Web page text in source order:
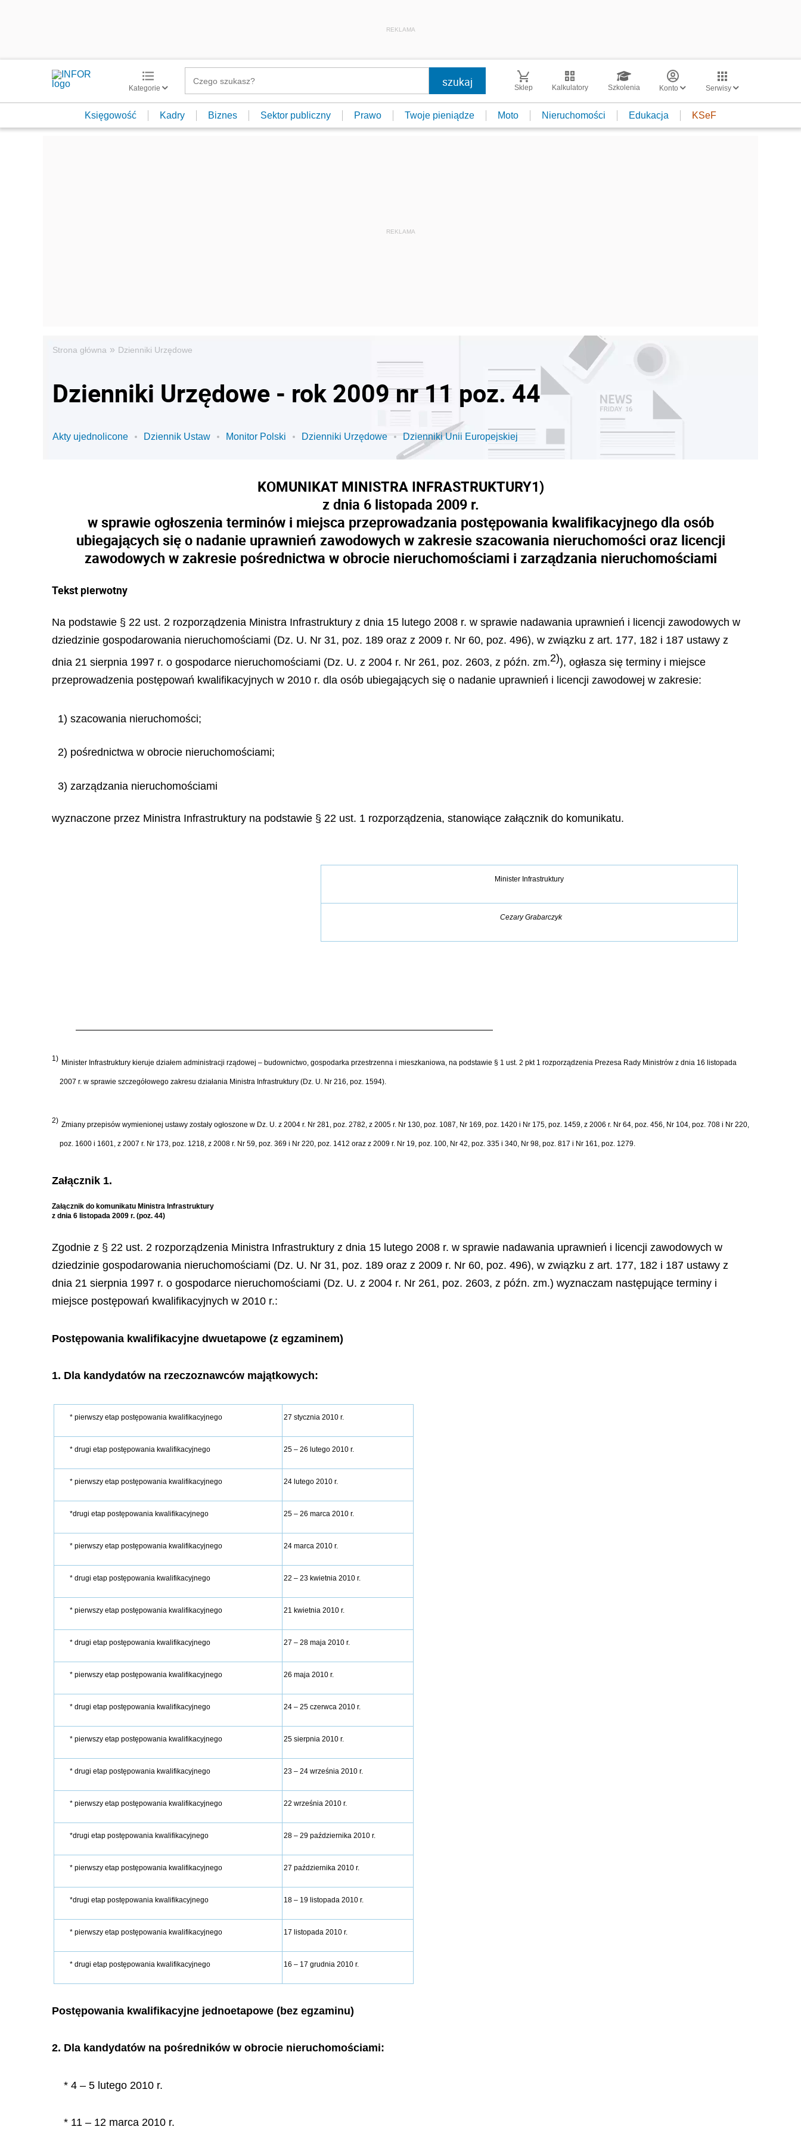
REKLAMA
Kategorie Sklep Kalkulatory Szkolenia Konto Serwisy
Księgowość Kadry Biznes Sektor publiczny Prawo Twoje pieniądze Moto Nieruchomości Edukacja KSeF
Strona główna » Dzienniki Urzędowe
Dzienniki Urzędowe - rok 2009 nr 11 poz. 44
Akty ujednolicone Dziennik Ustaw Monitor Polski Dzienniki Urzędowe Dzienniki Unii Europejskiej
KOMUNIKAT MINISTRA INFRASTRUKTURY1)
z dnia 6 listopada 2009 r.
w sprawie ogłoszenia terminów i miejsca przeprowadzania postępowania kwalifikacyjnego dla osób
ubiegających się o nadanie uprawnień zawodowych w zakresie szacowania nieruchomości oraz licencji
zawodowych w zakresie pośrednictwa w obrocie nieruchomościami i zarządzania nieruchomościami
Tekst pierwotny
Na podstawie § 22 ust. 2 rozporządzenia Ministra Infrastruktury z dnia 15 lutego 2008 r. w sprawie nadawania uprawnień i licencji zawodowych w
dziedzinie gospodarowania nieruchomościami (Dz. U. Nr 31, poz. 189 oraz z 2009 r. Nr 60, poz. 496), w związku z art. 177, 182 i 187 ustawy z
dnia 21 sierpnia 1997 r. o gospodarce nieruchomościami (Dz. U. z 2004 r. Nr 261, poz. 2603, z późn. zm.2)), ogłasza się terminy i miejsce
przeprowadzenia postępowań kwalifikacyjnych w 2010 r. dla osób ubiegających się o nadanie uprawnień i licencji zawodowej w zakresie:
1) szacowania nieruchomości;
2) pośrednictwa w obrocie nieruchomościami;
3) zarządzania nieruchomościami
wyznaczone przez Ministra Infrastruktury na podstawie § 22 ust. 1 rozporządzenia, stanowiące załącznik do komunikatu.
Minister Infrastruktury
Cezary Grabarczyk
1) Minister Infrastruktury kieruje działem administracji rządowej – budownictwo, gospodarka przestrzenna i mieszkaniowa, na podstawie § 1 ust. 2 pkt 1 rozporządzenia Prezesa Rady Ministrów z dnia 16 listopada
2007 r. w sprawie szczegółowego zakresu działania Ministra Infrastruktury (Dz. U. Nr 216, poz. 1594).
2) Zmiany przepisów wymienionej ustawy zostały ogłoszone w Dz. U. z 2004 r. Nr 281, poz. 2782, z 2005 r. Nr 130, poz. 1087, Nr 169, poz. 1420 i Nr 175, poz. 1459, z 2006 r. Nr 64, poz. 456, Nr 104, poz. 708 i Nr 220,
poz. 1600 i 1601, z 2007 r. Nr 173, poz. 1218, z 2008 r. Nr 59, poz. 369 i Nr 220, poz. 1412 oraz z 2009 r. Nr 19, poz. 100, Nr 42, poz. 335 i 340, Nr 98, poz. 817 i Nr 161, poz. 1279.
Załącznik 1.
Załącznik do komunikatu Ministra Infrastruktury
z dnia 6 listopada 2009 r. (poz. 44)
Zgodnie z § 22 ust. 2 rozporządzenia Ministra Infrastruktury z dnia 15 lutego 2008 r. w sprawie nadawania uprawnień i licencji zawodowych w
dziedzinie gospodarowania nieruchomościami (Dz. U. Nr 31, poz. 189 oraz z 2009 r. Nr 60, poz. 496), w związku z art. 177, 182 i 187 ustawy z
dnia 21 sierpnia 1997 r. o gospodarce nieruchomościami (Dz. U. z 2004 r. Nr 261, poz. 2603, z późn. zm.) wyznaczam następujące terminy i
miejsce postępowań kwalifikacyjnych w 2010 r.:
Postępowania kwalifikacyjne dwuetapowe (z egzaminem)
1. Dla kandydatów na rzeczoznawców majątkowych:
* pierwszy etap postępowania kwalifikacyjnego 27 stycznia 2010 r.
* drugi etap postępowania kwalifikacyjnego 25 – 26 lutego 2010 r.
* pierwszy etap postępowania kwalifikacyjnego 24 lutego 2010 r.
*drugi etap postępowania kwalifikacyjnego 25 – 26 marca 2010 r.
* pierwszy etap postępowania kwalifikacyjnego 24 marca 2010 r.
* drugi etap postępowania kwalifikacyjnego 22 – 23 kwietnia 2010 r.
* pierwszy etap postępowania kwalifikacyjnego 21 kwietnia 2010 r.
* drugi etap postępowania kwalifikacyjnego 27 – 28 maja 2010 r.
* pierwszy etap postępowania kwalifikacyjnego 26 maja 2010 r.
* drugi etap postępowania kwalifikacyjnego 24 – 25 czerwca 2010 r.
* pierwszy etap postępowania kwalifikacyjnego 25 sierpnia 2010 r.
* drugi etap postępowania kwalifikacyjnego 23 – 24 września 2010 r.
* pierwszy etap postępowania kwalifikacyjnego 22 września 2010 r.
*drugi etap postępowania kwalifikacyjnego 28 – 29 października 2010 r.
* pierwszy etap postępowania kwalifikacyjnego 27 października 2010 r.
*drugi etap postępowania kwalifikacyjnego 18 – 19 listopada 2010 r.
* pierwszy etap postępowania kwalifikacyjnego 17 listopada 2010 r.
* drugi etap postępowania kwalifikacyjnego 16 – 17 grudnia 2010 r.
Postępowania kwalifikacyjne jednoetapowe (bez egzaminu)
2. Dla kandydatów na pośredników w obrocie nieruchomościami:
* 4 – 5 lutego 2010 r.
* 11 – 12 marca 2010 r.